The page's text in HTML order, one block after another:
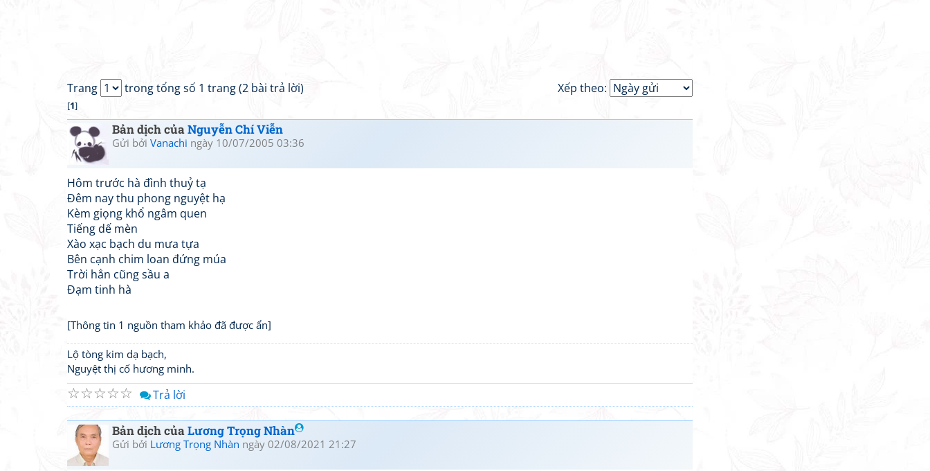
Xếp theo:
Trang trong tổng số 1 trang (2 bài trả lời)
[1]
Bản dịch củaNguyễn Chí Viễn
Gửi bởi Vanachi ngày 10/07/2005 03:36
Hôm trước hà đình thuỷ tạ
Đêm nay thu phong nguyệt hạ
Kèm giọng khổ ngâm quen
Tiếng dế mèn
Xào xạc bạch du mưa tựa
Bên cạnh chim loan đứng múa
Trời hẳn cũng sầu a
Đạm tinh hà
[Thông tin 1 nguồn tham khảo đã được ẩn]
Lộ tòng kim dạ bạch,
Nguyệt thị cố hương minh.
☆
☆
☆
☆
☆ Trả lời
Bản dịch củaLương Trọng Nhàn
Gửi bởi Lương Trọng Nhàn ngày 02/08/2021 21:27